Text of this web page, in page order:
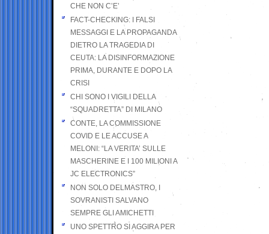
CHE NON C’E’
FACT-CHECKING: I FALSI
MESSAGGI E LA PROPAGANDA
DIETRO LA TRAGEDIA DI
CEUTA: LA DISINFORMAZIONE
PRIMA, DURANTE E DOPO LA
CRISI
CHI SONO I VIGILI DELLA
“SQUADRETTA” DI MILANO
CONTE, LA COMMISSIONE
COVID E LE ACCUSE A
MELONI: “LA VERITA’ SULLE
MASCHERINE E I 100 MILIONI A
JC ELECTRONICS”
NON SOLO DELMASTRO, I
SOVRANISTI SALVANO
SEMPRE GLI AMICHETTI
UNO SPETTRO SI AGGIRA PER